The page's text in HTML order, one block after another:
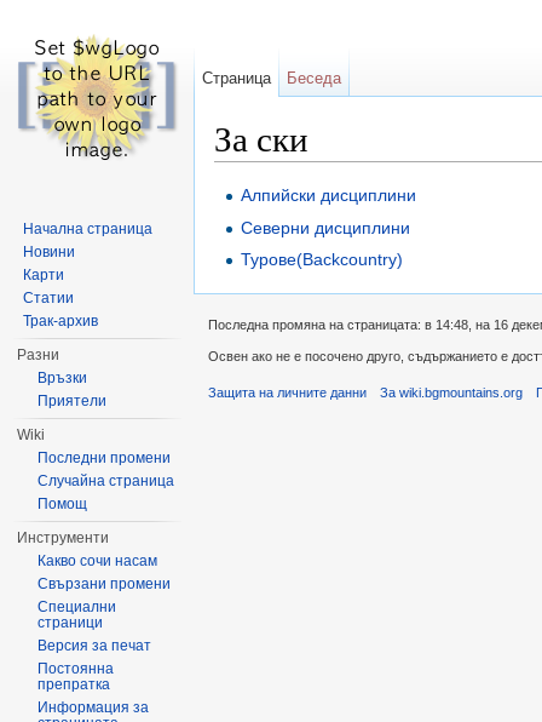
За ски
Алпийски дисциплини
Северни дисциплини
Турове(Backcountry)
Страница Беседа
Начална страница
Новини
Карти
Статии
Трак-архив
Разни
Връзки
Приятели
Wiki
Последни промени
Случайна страница
Помощ
Инструменти
Какво сочи насам
Свързани промени
Специални
страници
Версия за печат
Постоянна
препратка
Информация за
Последна промяна на страницата: в 14:48, на 16
Освен ако не е посочено друго, съдържанието е
Защита на личните данни За wiki.bgmountains.org